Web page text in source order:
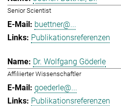
Senior Scientist
buettner@...
Publikationsreferenzen
Dr. Wolfgang Göderle
Affiliierter Wissenschaftler
goederle@...
Publikationsreferenzen